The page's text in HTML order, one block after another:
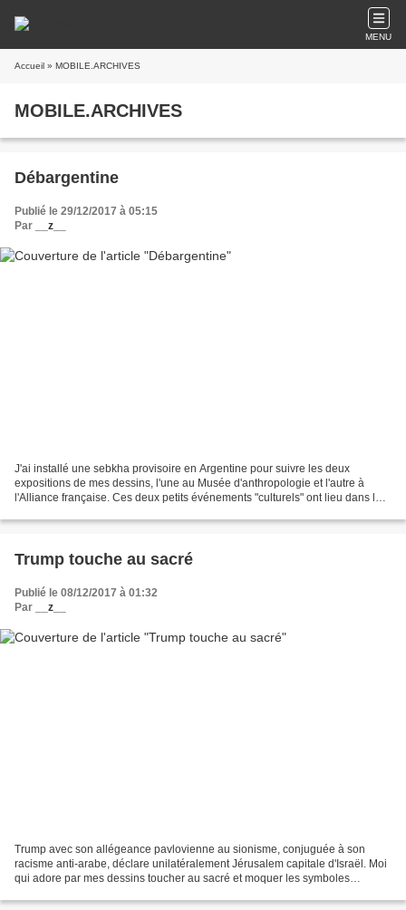
MENU
Accueil » MOBILE.ARCHIVES
MOBILE.ARCHIVES
Débargentine
Publié le 29/12/2017 à 05:15
Par
__z__
J'ai installé une sebkha provisoire en Argentine pour suivre les deux
expositions de mes dessins, l'une au Musée d'anthropologie et l'autre à
l'Alliance française. Ces deux petits événements "culturels" ont lieu dans la
Trump touche au sacré
Publié le 08/12/2017 à 01:32
Par
__z__
Trump avec son allégeance pavlovienne au sionisme, conjuguée à son
racisme anti-arabe, déclare unilatéralement Jérusalem capitale d'Israël. Moi
qui adore par mes dessins toucher au sacré et moquer les symboles